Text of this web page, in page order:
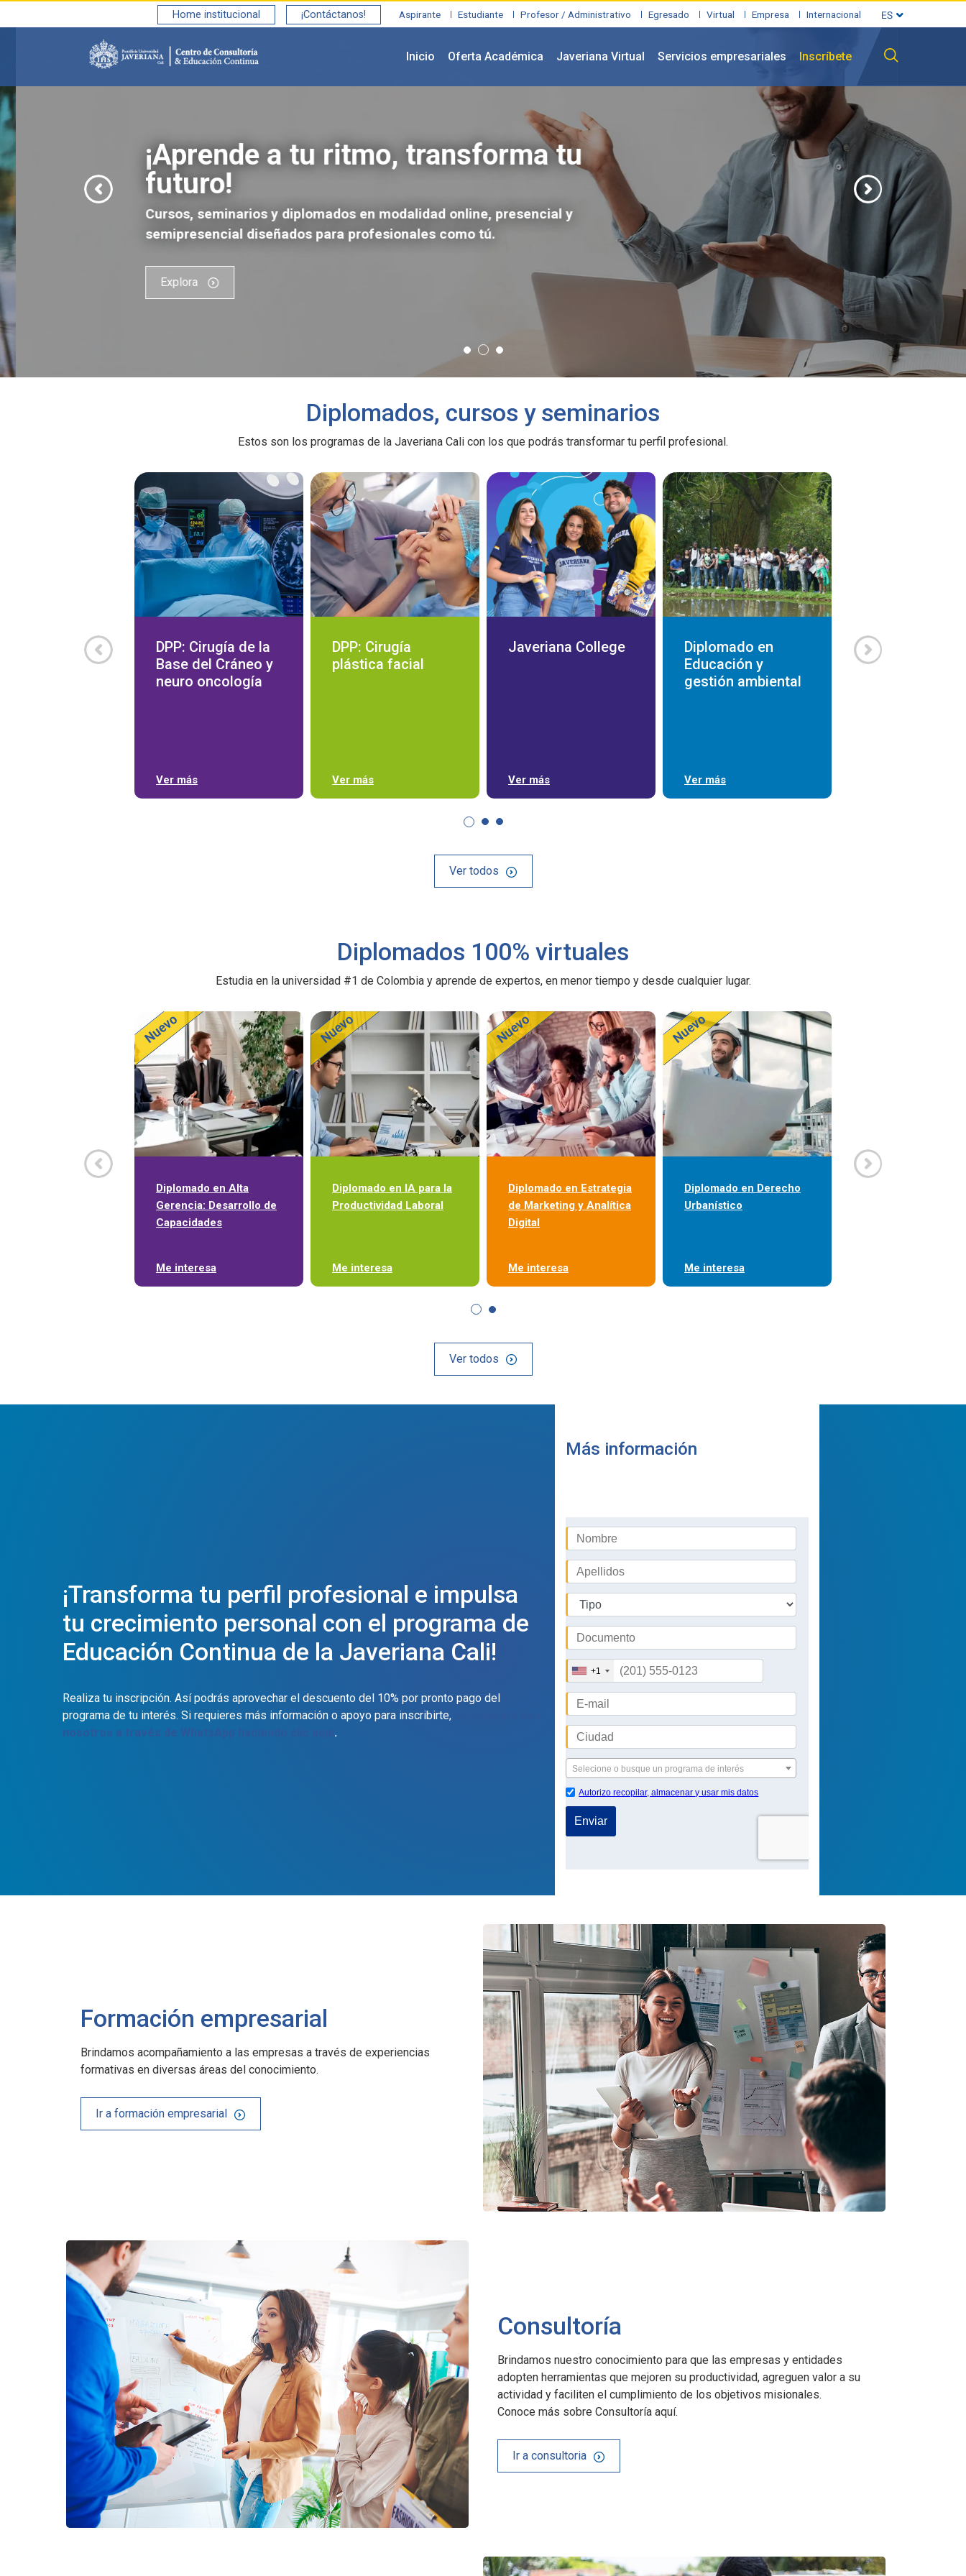
Aspirante Estudiante Profesor / Administrativo Egresado Virtual Empresa Internacional
Home institucional ¡Contáctanos!
Inicio Oferta Académica Javeriana Virtual Servicios empresariales Inscríbete
¡Aprende a tu ritmo, transforma tu
futuro!
Cursos, seminarios y diplomados en modalidad online, presencial y
semipresencial diseñados para profesionales como tú.
Explora
Diplomados, cursos y seminarios
Estos son los programas de la Javeriana Cali con los que podrás transformar tu perfil profesional.
DPP: Cirugía de la
Base del Cráneo y
neuro oncología
Ver más
DPP: Cirugía
plástica facial
Ver más
Javeriana College
Ver más
Diplomado en
Educación y
gestión ambiental
Ver más
Diplomado en
Sexología
Ver todos
Diplomados 100% virtuales
Estudia en la universidad #1 de Colombia y aprende de expertos, en menor tiempo y desde cualquier lugar.
Diplomado en Alta
Gerencia: Desarrollo de
Capacidades
Me interesa
Diplomado en IA para la
Productividad Laboral
Me interesa
Diplomado en Estrategia
de Marketing y Analítica
Digital
Me interesa
Diplomado en Derecho
Urbanístico
Me interesa
Ver todos
¡Transforma tu perfil profesional e impulsa
tu crecimiento personal con el programa de
Educación Continua de la Javeriana Cali!
Realiza tu inscripción. Así podrás aprovechar el descuento del 10% por pronto pago del
programa de tu interés. Si requieres más información o apoyo para inscribirte,
nosotros a través de WhatsApp haciendo clic aquí .
Más información
Formación empresarial
Brindamos acompañamiento a las empresas a través de experiencias
formativas en diversas áreas del conocimiento.
Ir a formación empresarial
Consultoría
Brindamos nuestro conocimiento para que las empresas y entidades
adopten herramientas que mejoren su productividad, agreguen valor a su
actividad y faciliten el cumplimiento de los objetivos misionales.
Conoce más sobre Consultoría aquí.
Ir a consultoria